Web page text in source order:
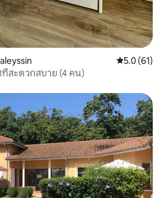
คะแนนเฉลี่ย
5.0 (61)
สะดวกสบาย (4 คน)